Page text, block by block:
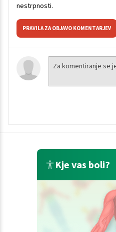
nestrpnosti.
PRAVILA ZA OBJAVO KOMENTARJEV
Kje vas boli?